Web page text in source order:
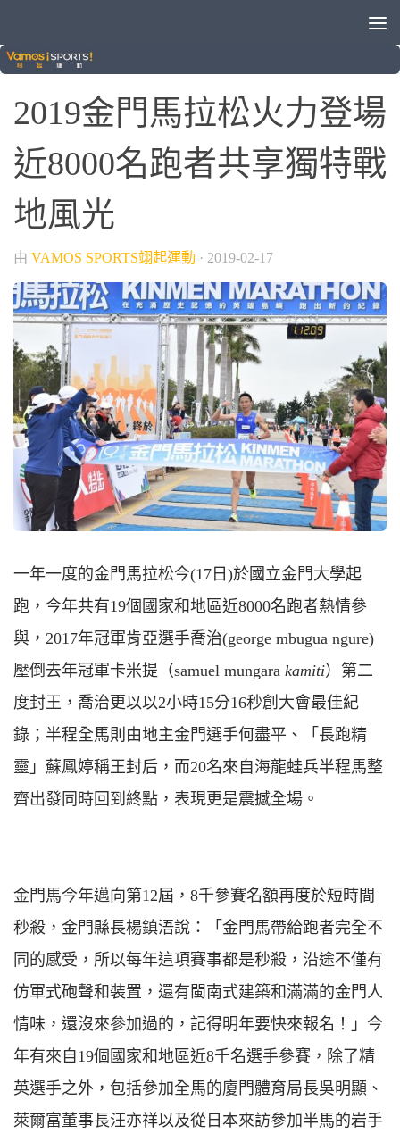
綜合運動 / 跑步
2019金門馬拉松火力登場
近8000名跑者共享獨特戰
地風光
由 VAMOS SPORTS翊起運動 · 2019-02-17
一年一度的金門馬拉松今(17日)於國立金門大學起
跑，今年共有19個國家和地區近8000名跑者熱情參
與，2017年冠軍肯亞選手喬治(george mbugua ngure)
壓倒去年冠軍卡米提（samuel mungara kamiti）第二
度封王，喬治更以以2小時15分16秒創大會最佳紀
錄；半程全馬則由地主金門選手何盡平、「長跑精
靈」蘇鳳婷稱王封后，而20名來自海龍蛙兵半程馬整
齊出發同時回到終點，表現更是震撼全場。
金門馬今年邁向第12屆，8千參賽名額再度於短時間
秒殺，金門縣長楊鎮浯說：「金門馬帶給跑者完全不
同的感受，所以每年這項賽事都是秒殺，沿途不僅有
仿軍式砲聲和裝置，還有閩南式建築和滿滿的金門人
情味，還沒來參加過的，記得明年要快來報名！」今
年有來自19個國家和地區近8千名選手參賽，除了精
英選手之外，包括參加全馬的廈門體育局長吳明顯、
萊爾富董事長汪亦祥以及從日本來訪參加半馬的岩手